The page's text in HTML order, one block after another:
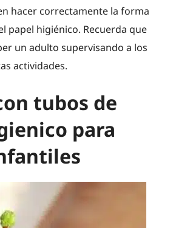
hacer correctamente la forma
papel higiénico. Recuerda que
un adulto supervisando a los
actividades.
tubos de
para